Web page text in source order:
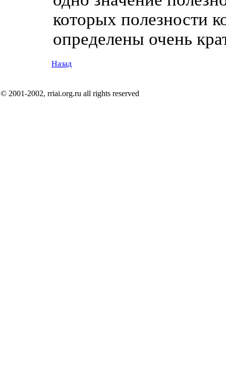
которых полезности
определены очень
Назад
© 2001-2002, rriai.org.ru all rights reserved